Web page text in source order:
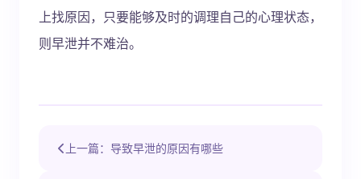
上找原因，只要能够及时的调理自己的心理状态，
则早泄并不难治。
上一篇：导致早泄的原因有哪些